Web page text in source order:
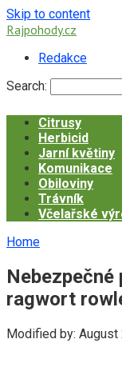
Skip to content
Rajpohody.cz
Redakce
Search:
Citrusy
Herbicid
Jarní květiny
Komunikace
Obiloviny
Trávník
Včelařské
Home
ragwort
Modified by: August